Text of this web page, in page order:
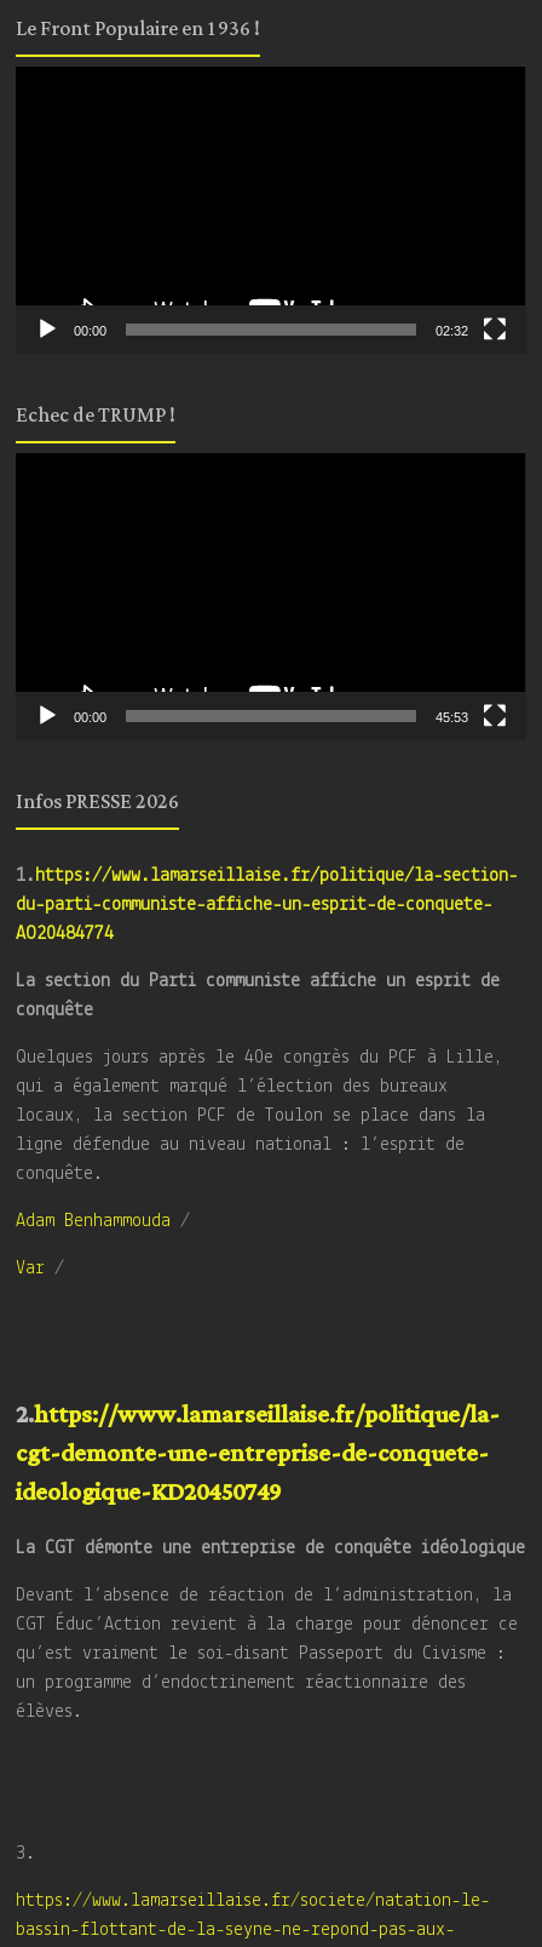
Le Front Populaire en 1936 !
00:00 02:32
Echec de TRUMP !
00:00 45:53
Infos PRESSE 2026
1. https://www.lamarseillaise.fr/politique/la-section-
du-parti-communiste-affiche-un-esprit-de-conquete-
AO20484774
La section du Parti communiste affiche un esprit de
conquête
Quelques jours après le 40e congrès du PCF à Lille,
qui a également marqué l’élection des bureaux
locaux, la section PCF de Toulon se place dans la
ligne défendue au niveau national : l’esprit de
conquête.
Adam Benhammouda /
Var /
2.https://www.lamarseillaise.fr/politique/la-
cgt-demonte-une-entreprise-de-conquete-
ideologique-KD20450749
La CGT démonte une entreprise de conquête idéologique
Devant l’absence de réaction de l’administration, la
CGT Éduc’Action revient à la charge pour dénoncer ce
qu’est vraiment le soi-disant Passeport du Civisme :
un programme d’endoctrinement réactionnaire des
élèves.
3.
https://www.lamarseillaise.fr/societe/natation-le-
bassin-flottant-de-la-seyne-ne-repond-pas-aux-